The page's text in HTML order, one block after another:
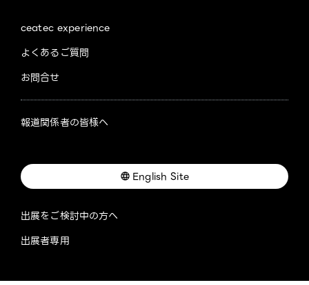
ceatec experience
よくあるご質問
お問合せ
報道関係者の皆様へ
English Site
出展をご検討中の方へ
出展者専用